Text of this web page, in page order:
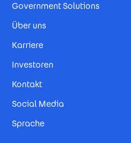
Government Solutions
Über uns
Karriere
Investoren
Kontakt
Social Media
Sprache